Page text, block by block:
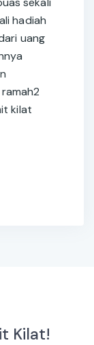
hadiah
uang
kilat
Kilat!